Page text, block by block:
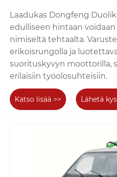
Laadukas Dongfeng
edulliseen hintaan
nimiseltä tehtaalta.
erikoisrungolla ja
suorituskyvyn moottorilla,
erilaisiin työolosuhteisiin.
Katso lisää >> Lähetä